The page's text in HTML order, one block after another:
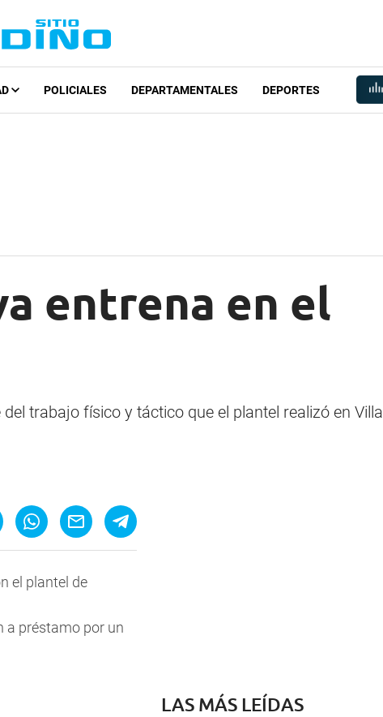
POLICIALES DEPARTAMENTALES DEPORTES
entrena en el
trabajo físico y táctico que el plantel realizó en Villa
el plantel de
a préstamo por un
LAS MÁS LEÍDAS